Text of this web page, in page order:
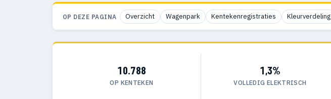
OP DEZE PAGINA Overzicht Wagenpark Kentekenregistraties Kleurverdeling
10.788
OP KENTEKEN
1,3%
VOLLEDIG ELEKTRISCH